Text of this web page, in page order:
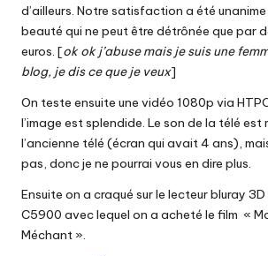
d’ailleurs. Notre satisfaction a été unanime
beauté qui ne peut être détrônée que par
euros. [ok ok j’abuse mais je suis une
blog, je dis ce que je veux]
On teste ensuite une vidéo 1080p via
l’image est splendide. Le son de la télé est
l’ancienne télé (écran qui avait 4 ans),
pas, donc je ne pourrai vous en dire plus.
Ensuite on a craqué sur le lecteur bluray
C5900 avec lequel on a acheté le film «
Méchant ».